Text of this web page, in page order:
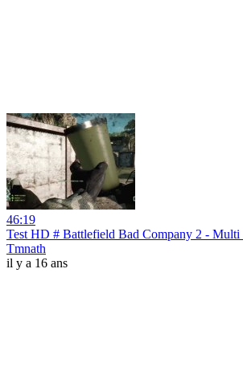
46:19
Test HD # Battlefield Bad Company 2 - Multi
Tmnath
il y a 16 ans